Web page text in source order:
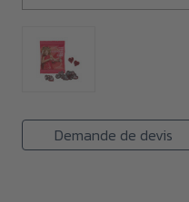
Demande de devis